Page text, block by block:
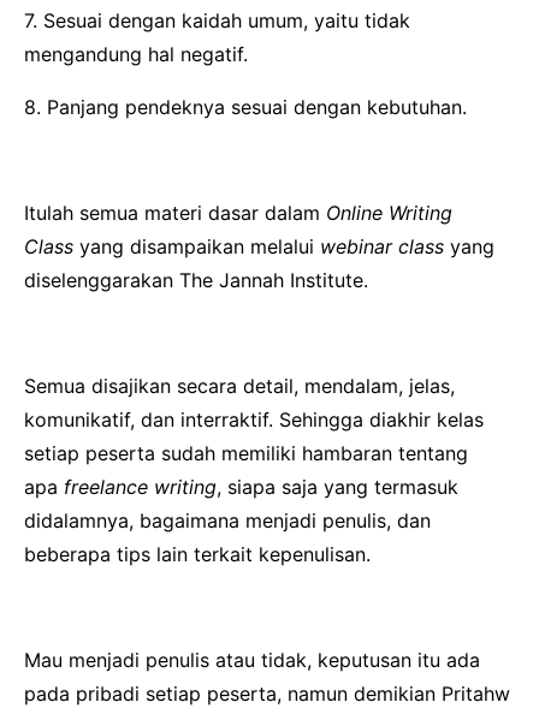
7. Sesuai dengan kaidah umum, yaitu tidak
mengandung hal negatif.
8. Panjang pendeknya sesuai dengan kebutuhan.
Itulah semua materi dasar dalam Online Writing
Class yang disampaikan melalui webinar class yang
diselenggarakan The Jannah Institute.
Semua disajikan secara detail, mendalam, jelas,
komunikatif, dan interraktif. Sehingga diakhir kelas
setiap peserta sudah memiliki hambaran tentang
apa freelance writing, siapa saja yang termasuk
didalamnya, bagaimana menjadi penulis, dan
beberapa tips lain terkait kepenulisan.
Mau menjadi penulis atau tidak, keputusan itu ada
pada pribadi setiap peserta, namun demikian Pritahw